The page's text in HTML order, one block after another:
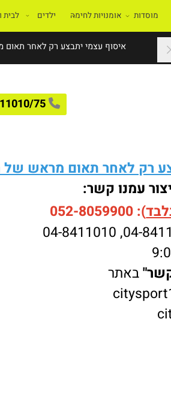
איסוף עצמי יתבצע רק לאחר תאום
75
מוסדות אומנויות לחימה ילדים לבית
רק לאחר תאום מראש של
עמנו קשר:
):
052-8059900
04-
,
04-8411010
באתר